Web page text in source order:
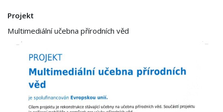
Projekt
Multimediální učebna přírodních věd